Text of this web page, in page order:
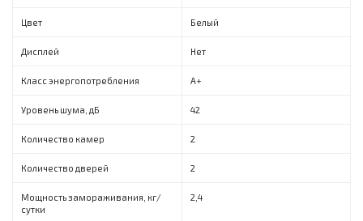
Цвет Белый
Дисплей Нет
Класс энергопотребления A+
Уровень шума, дБ 42
Количество камер 2
Количество дверей 2
Мощность замораживания, кг/
сутки
2,4